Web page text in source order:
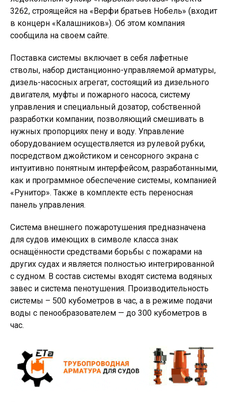
3262, строящейся на «Верфи братьев Нобель» (входит
в концерн «Калашников»). Об этом компания
сообщила на своем сайте.
Поставка системы включает в себя лафетные
стволы, набор дистанционно-управляемой арматуры,
дизель-насосных агрегат, состоящий из дизельного
двигателя, муфты и пожарного насоса, систему
управления и специальный дозатор, собственной
разработки компании, позволяющий смешивать в
нужных пропорциях пену и воду. Управление
оборудованием осуществляется из рулевой рубки,
посредством джойстиком и сенсорного экрана с
интуитивно понятным интерфейсом, разработанными,
как и программное обеспечение системы, компанией
«Рунитор». Также в комплекте есть переносная
панель управления.
Cистема внешнего пожаротушения предназначена
для судов имеющих в символе класса знак
оснащённости средствами борьбы с пожарами на
других судах и является полностью интегрированной
с судном. В состав системы входят система водяных
завес и система пенотушения. Производительность
системы – 500 кубометров в час, а в режиме подачи
воды с пенообразователем — до 300 кубометров в
час.